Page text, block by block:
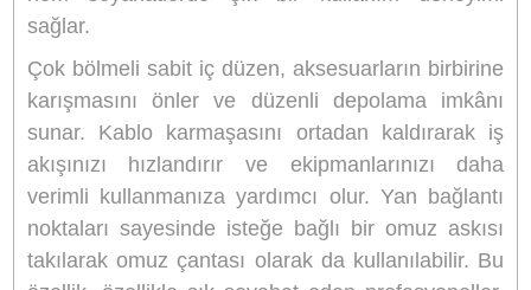
Çanta 2L Siyah - B007GBB1
kullandığınız teknoloji aksesuarlarını
güvenli ve kolay erişilebilir şekilde taşımanız
tasarlanmış kompakt ve fonksiyonel bir
çantadır. Kablolar, şarj adaptörleri,
SSD, hafıza kartları, kulaklıklar, küçük
aksiyon kamera aksesuarları ve
ekipmanlar için ideal olan bu model,